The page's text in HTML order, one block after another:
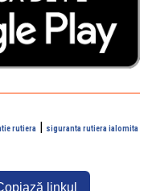
rutiera siguranta rutiera ialomita
linkul